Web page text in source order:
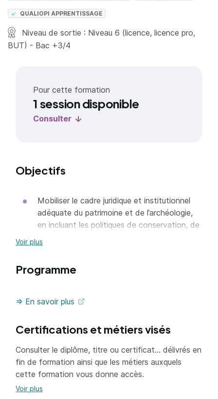
QUALIOPI APPRENTISSAGE
Niveau de sortie : Niveau 6 (licence, licence pro,
BUT) - Bac +3/4
Pour cette formation
1 session disponible
Consulter
Objectifs
Mobiliser le cadre juridique et institutionnel
adéquate du patrimoine et de l’archéologie,
en incluant les politiques de conservation, de
impliqués dans un projet patrimonial :
conservateurs, archéologues, architectes,
financeurs, partenaires institutionnels et
Contribuer à la recherche de financements
publics et privés, en comprenant les
mécanismes du mécénat et du partenariat
Contribuer à l'élaboration du cahier des
charges et à la sélection des prestataires
Voir plus
Programme
=> En savoir plus
Certifications et métiers visés
Consulter le diplôme, titre ou certificat... délivrés en
fin de formation ainsi que les métiers auxquels
cette formation vous donne accès.
Voir plus